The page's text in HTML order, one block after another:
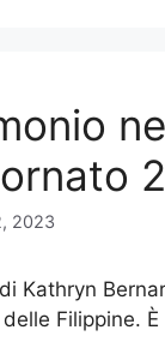
2023
Kathryn
Filippine.